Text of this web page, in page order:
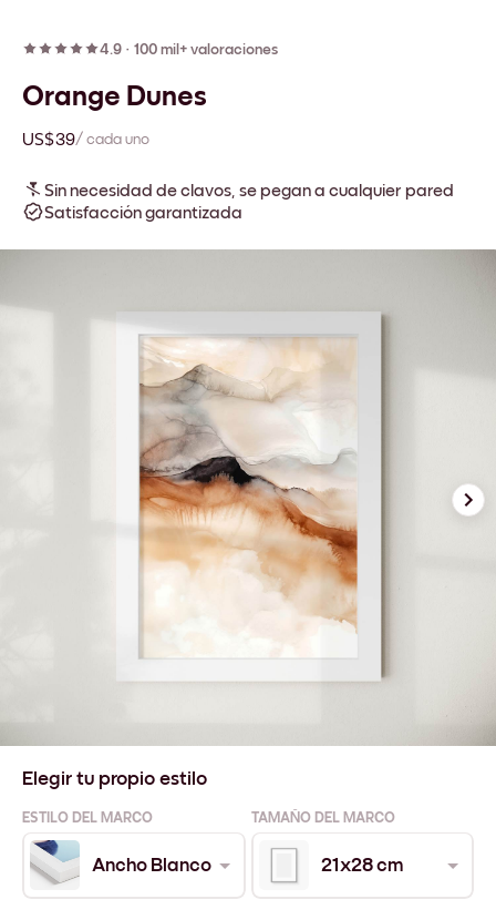
4.9 · 100 mil+ valoraciones
Orange Dunes
US$39/ cada uno
Sin necesidad de clavos, se pegan a cualquier pared
Satisfacción garantizada
Elegir tu propio estilo
ESTILO DEL MARCO TAMAÑO DEL MARCO
Ancho Blanco 21x28 cm